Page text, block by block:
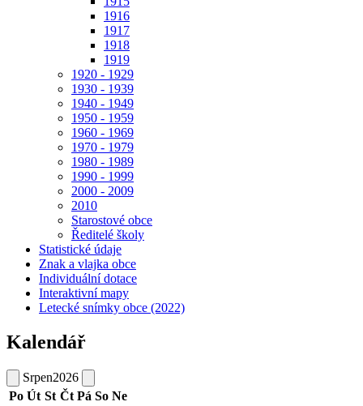
1916
1917
1918
1919
1920 - 1929
1930 - 1939
1940 - 1949
1950 - 1959
1960 - 1969
1970 - 1979
1980 - 1989
1990 - 1999
2000 - 2009
2010
Starostové obce
Ředitelé školy
Statistické údaje
Znak a vlajka obce
Individuální dotace
Interaktivní mapy
Letecké snímky obce (2022)
Kalendář
Srpen2026
Po Út St Čt Pá So Ne